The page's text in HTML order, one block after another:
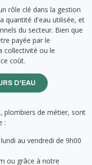
rôle clé dans la gestion
quantité d'eau utilisée, et
du secteur. Bien que
payée par le
collectivité ou le
coût.
D'EAU
plombiers de métier, sont
:
au vendredi de 9h00
ou grâce à notre